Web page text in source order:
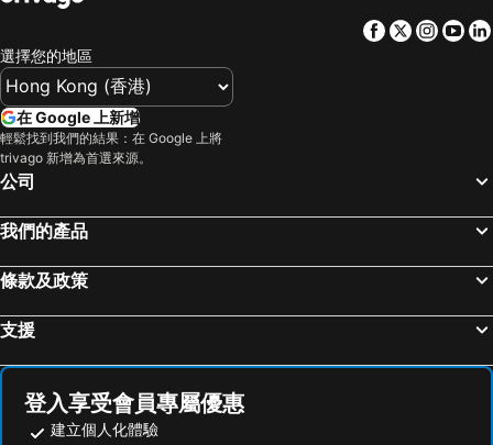
Facebook
Twitter
選擇您的地區
在 Google 上新增
輕鬆找到我們的結果：在 Google 上將
trivago 新增為首選來源。
公司
我們的產品
條款及政策
支援
登入享受會員專屬優惠
建立個人化體驗